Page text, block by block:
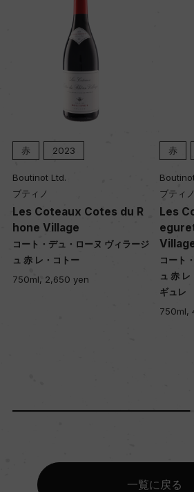
赤 2023
Boutinot Ltd.
ブティノ
Les Coteaux Cotes du R
hone Village
コート・デュ・ローヌ ヴィラージ
ュ 赤 レ・コトー
750ml, 2,650 yen
赤
ブティノ
Les
コート
ュ 赤
ギュレ
750ml,
一覧に戻る